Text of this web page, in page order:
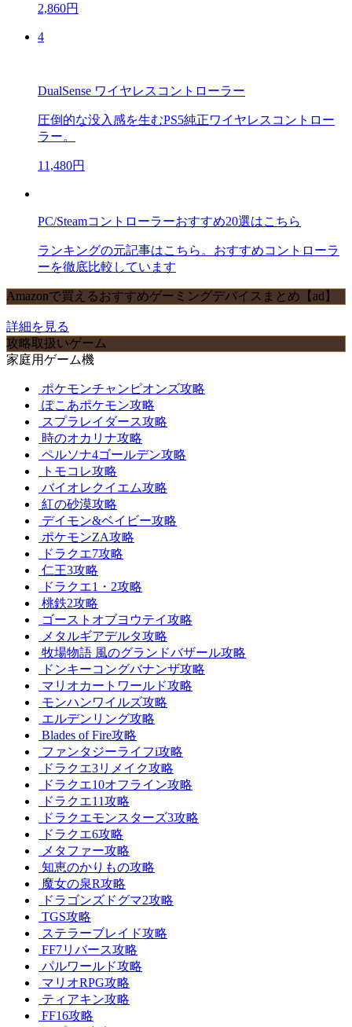
2,860円
4
DualSense ワイヤレスコントローラー
圧倒的な没入感を生むPS5純正ワイヤレスコントロー
ラー。
11,480円
PC/Steamコントローラーおすすめ20選はこちら
ランキングの元記事はこちら。おすすめコントローラ
ーを徹底比較しています
Amazonで買えるおすすめゲーミングデバイスまとめ【ad】
詳細を見る
攻略取扱いゲーム
家庭用ゲーム機
ポケモンチャンピオンズ攻略
ぽこあポケモン攻略
スプラレイダース攻略
時のオカリナ攻略
ペルソナ4ゴールデン攻略
トモコレ攻略
バイオレクイエム攻略
紅の砂漠攻略
デイモン&ベイビー攻略
ポケモンZA攻略
ドラクエ7攻略
仁王3攻略
ドラクエ1・2攻略
桃鉄2攻略
ゴーストオブヨウテイ攻略
メタルギアデルタ攻略
牧場物語 風のグランドバザール攻略
ドンキーコングバナンザ攻略
マリオカートワールド攻略
モンハンワイルズ攻略
エルデンリング攻略
Blades of Fire攻略
ファンタジーライフi攻略
ドラクエ3リメイク攻略
ドラクエ10オフライン攻略
ドラクエ11攻略
ドラクエモンスターズ3攻略
ドラクエ6攻略
メタファー攻略
知恵のかりもの攻略
魔女の泉R攻略
ドラゴンズドグマ2攻略
TGS攻略
ステラーブレイド攻略
FF7リバース攻略
パルワールド攻略
マリオRPG攻略
ティアキン攻略
FF16攻略